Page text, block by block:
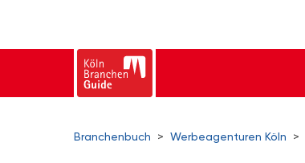
Branchenbuch > Werbeagenturen Köln >